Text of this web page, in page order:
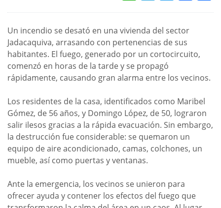
Un incendio se desató en una vivienda del sector
Jadacaquiva, arrasando con pertenencias de sus
habitantes. El fuego, generado por un cortocircuito,
comenzó en horas de la tarde y se propagó
rápidamente, causando gran alarma entre los vecinos.
Los residentes de la casa, identificados como Maribel
Gómez, de 56 años, y Domingo López, de 50, lograron
salir ilesos gracias a la rápida evacuación. Sin embargo,
la destrucción fue considerable: se quemaron un
equipo de aire acondicionado, camas, colchones, un
mueble, así como puertas y ventanas.
Ante la emergencia, los vecinos se unieron para
ofrecer ayuda y contener los efectos del fuego que